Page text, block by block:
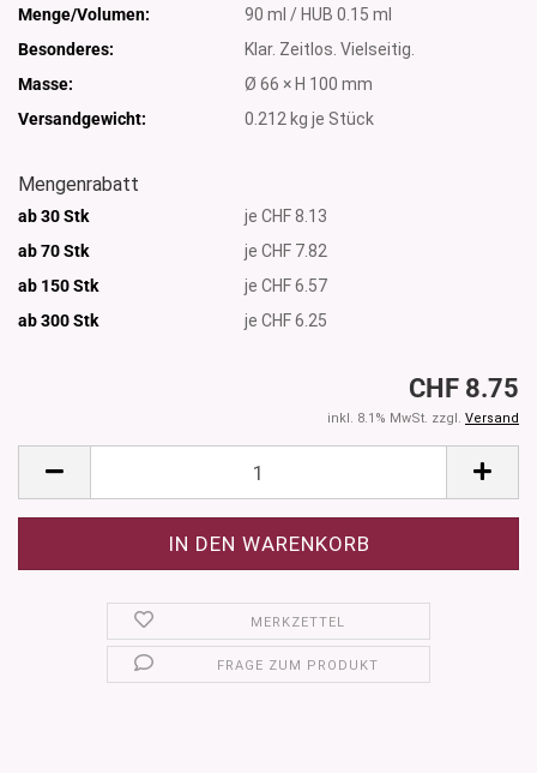
Menge/Volumen:
90 ml / HUB 0.15 ml
Besonderes:
Klar. Zeitlos. Vielseitig.
Masse:
Ø 66 × H 100 mm
Versandgewicht:
0.212 kg je Stück
Mengenrabatt
ab 30 Stk
je CHF 8.13
ab 70 Stk
je CHF 7.82
ab 150 Stk
je CHF 6.57
ab 300Stk je CHF 6.25
CHF 8.75
inkl. 8.1% MwSt. zzgl. Versand
MERKZETTEL
FRAGE ZUM PRODUKT